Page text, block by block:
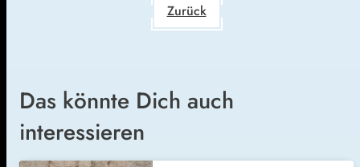
Zurück
Das könnte Dich auch
interessieren